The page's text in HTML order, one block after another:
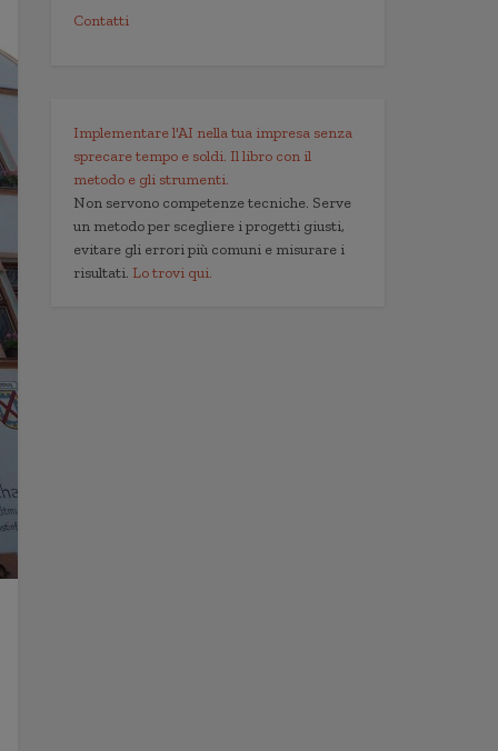
Contatti
Implementare l'AI nella tua impresa senza
sprecare tempo e soldi. Il libro con il
metodo e gli strumenti.
Non servono competenze tecniche. Serve
un metodo per scegliere i progetti giusti,
evitare gli errori più comuni e misurare i
risultati. Lo trovi qui.